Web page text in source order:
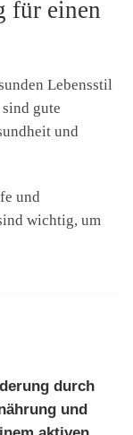
für einen
Lebensstil
sind gute
und
und
wichtig, um
durch
und